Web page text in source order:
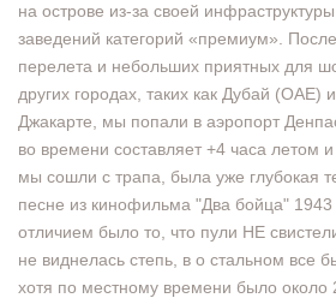
на острове из-за своей
заведений категорий «премиум».
перелета и небольших приятных для
других городах, таких как Дубай (ОАЕ)
Джакарте, мы попали в аэропорт
во времени составляет +4 часа летом
мы сошли с трапа, была уже глубокая
песне из кинофильма "Два бойца"
отличием было то, что пули НЕ
не виднелась степь, в о стальном все
хотя по местному времени было около